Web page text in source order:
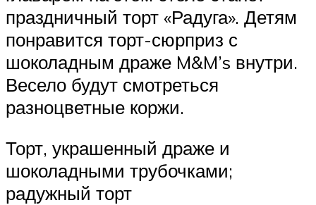
праздничный торт «Радуга». Детям
понравится торт-сюрприз с
шоколадным драже M&M’s внутри.
Весело будут смотреться
разноцветные коржи.
Торт, украшенный драже и
шоколадными трубочками;
радужный торт